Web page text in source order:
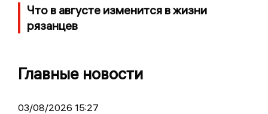
Что в августе изменится в жизни
рязанцев
Главные новости
03/08/2026 15:27